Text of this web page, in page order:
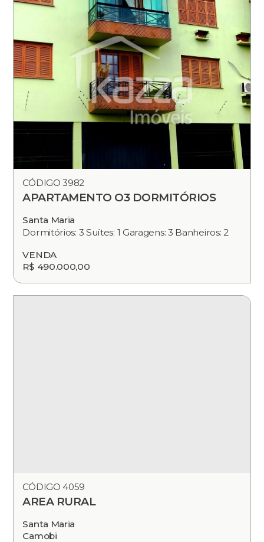
CÓDIGO 3982
APARTAMENTO O3 DORMITÓRIOS
Santa Maria
Dormitórios: 3 Suítes: 1 Garagens: 3 Banheiros: 2
VENDA
R$ 490.000,00
CÓDIGO 4059
AREA RURAL
Santa Maria
Camobi